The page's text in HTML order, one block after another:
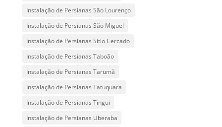
Instalação de Persianas São Lourenço
Instalação de Persianas São Miguel
Instalação de Persianas Sítio Cercado
Instalação de Persianas Taboão
Instalação de Persianas Tarumã
Instalação de Persianas Tatuquara
Instalação de Persianas Tingui
Instalação de Persianas Uberaba